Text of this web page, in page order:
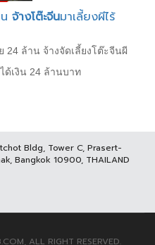
จ้างโต๊ะจีนมาเลี้ยงผีไร้
24 ล้าน จ้างจัดเลี้ยงโต๊ะจีนผี
ด้เงิน 24 ล้านบาท
Bldg, Tower C, Prasert-
Bangkok 10900, THAILAND
ALL RIGHT RESERVED.